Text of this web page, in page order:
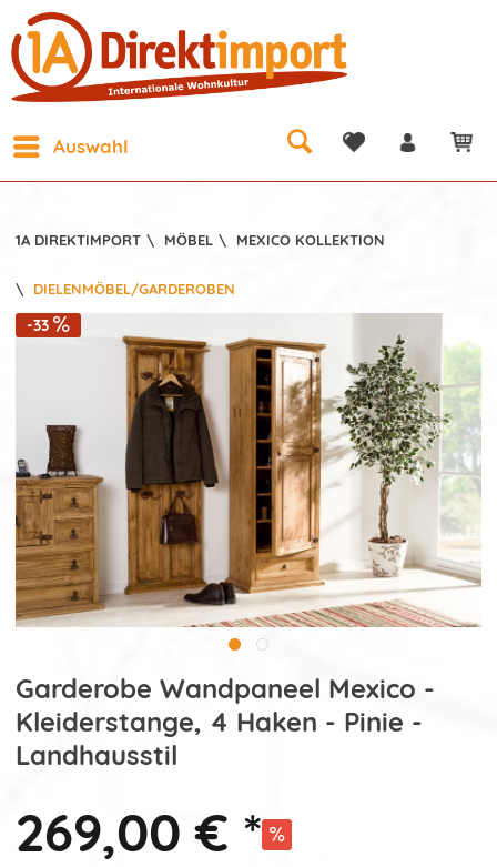
Auswahl
1A DIREKTIMPORT \ MÖBEL \ MEXICO KOLLEKTION
\ DIELENMÖBEL/GARDEROBEN
-33
Garderobe Wandpaneel Mexico -
Kleiderstange, 4 Haken - Pinie -
Landhausstil
269,00 € *